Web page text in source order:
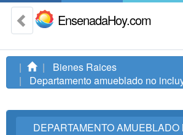
EnsenadaHoy.com
Bienes Raices
Departamento amueblado no
DEPARTAMENTO AMUEBLADO